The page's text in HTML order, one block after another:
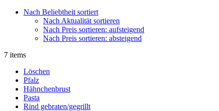
Nach Beliebtheit sortiert
Nach Aktualität sortieren
Nach Preis sortieren: aufsteigend
Nach Preis sortieren: absteigend
7 items
Löschen
Pfalz
Hähnchenbrust
Pasta
Rind gebraten/gegrillt